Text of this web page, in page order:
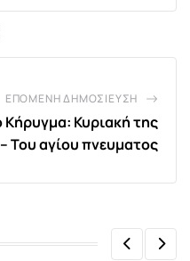
ΕΠΌΜΕΝΗ ΔΗΜΟΣΊΕΥΣΗ
Κήρυγμα: Κυριακή της
Του αγίου πνευματος